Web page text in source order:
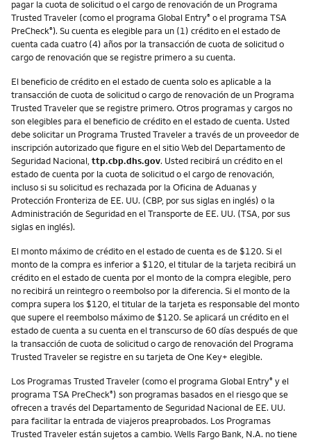
pagar la cuota de solicitud o el cargo de renovación de un Programa
Trusted Traveler (como el programa Global Entry® o el programa TSA
PreCheck®). Su cuenta es elegible para un (1) crédito en el estado de
cuenta cada cuatro (4) años por la transacción de cuota de solicitud o
cargo de renovación que se registre primero a su cuenta.
El beneficio de crédito en el estado de cuenta solo es aplicable a la
transacción de cuota de solicitud o cargo de renovación de un Programa
Trusted Traveler que se registre primero. Otros programas y cargos no
son elegibles para el beneficio de crédito en el estado de cuenta. Usted
debe solicitar un Programa Trusted Traveler a través de un proveedor de
inscripción autorizado que figure en el sitio Web del Departamento de
Seguridad Nacional, ttp.cbp.dhs.gov. Usted recibirá un crédito en el
estado de cuenta por la cuota de solicitud o el cargo de renovación,
incluso si su solicitud es rechazada por la Oficina de Aduanas y
Protección Fronteriza de EE. UU. (CBP, por sus siglas en inglés) o la
Administración de Seguridad en el Transporte de EE. UU. (TSA, por sus
siglas en inglés).
El monto máximo de crédito en el estado de cuenta es de $120. Si el
monto de la compra es inferior a $120, el titular de la tarjeta recibirá un
crédito en el estado de cuenta por el monto de la compra elegible, pero
no recibirá un reintegro o reembolso por la diferencia. Si el monto de la
compra supera los $120, el titular de la tarjeta es responsable del monto
que supere el reembolso máximo de $120. Se aplicará un crédito en el
estado de cuenta a su cuenta en el transcurso de 60 días después de que
la transacción de cuota de solicitud o cargo de renovación del Programa
Trusted Traveler se registre en su tarjeta de One Key+ elegible.
Los Programas Trusted Traveler (como el programa Global Entry® y el
programa TSA PreCheck®) son programas basados en el riesgo que se
ofrecen a través del Departamento de Seguridad Nacional de EE. UU.
para facilitar la entrada de viajeros preaprobados. Los Programas
Trusted Traveler están sujetos a cambio. Wells Fargo Bank, N.A. no tiene